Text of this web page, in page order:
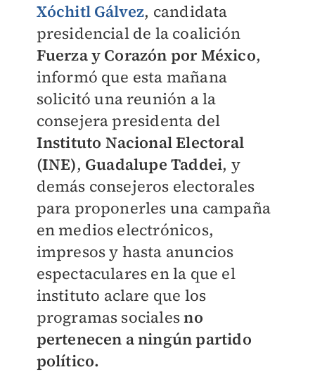
Xóchitl Gálvez, candidata
presidencial de la coalición
Fuerza y Corazón por México,
informó que esta mañana
solicitó una reunión a la
consejera presidenta del
Instituto Nacional Electoral
(INE), Guadalupe Taddei, y
demás consejeros electorales
para proponerles una campaña
en medios electrónicos,
impresos y hasta anuncios
espectaculares en la que el
instituto aclare que los
programas socialesno
pertenecen a ningún partido
político.